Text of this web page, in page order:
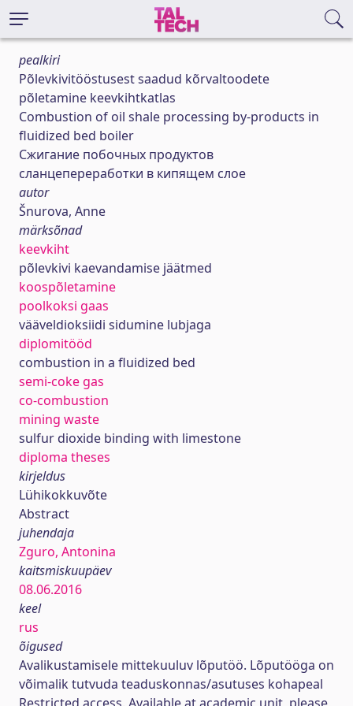
pealkiri
Põlevkivitööstusest saadud kõrvaltoodete
põletamine keevkihtkatlas
Combustion of oil shale processing by-products in
fluidized bed boiler
Сжигание побочных продуктов
сланцепереработки в кипящем слое
autor
Šnurova, Anne
märksõnad
keevkiht
põlevkivi kaevandamise jäätmed
koospõletamine
poolkoksi gaas
vääveldioksiidi sidumine lubjaga
diplomitööd
combustion in a fluidized bed
semi-coke gas
co-combustion
mining waste
sulfur dioxide binding with limestone
diploma theses
kirjeldus
Lühikokkuvõte
Abstract
juhendaja
Zguro, Antonina
kaitsmiskuupäev
08.06.2016
keel
rus
õigused
Avalikustamisele mittekuuluv lõputöö. Lõputööga on
võimalik tutvuda teaduskonnas/asutuses kohapeal